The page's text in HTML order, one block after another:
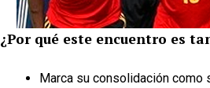
¿Por qué este encuentro es
Marca su consolidación